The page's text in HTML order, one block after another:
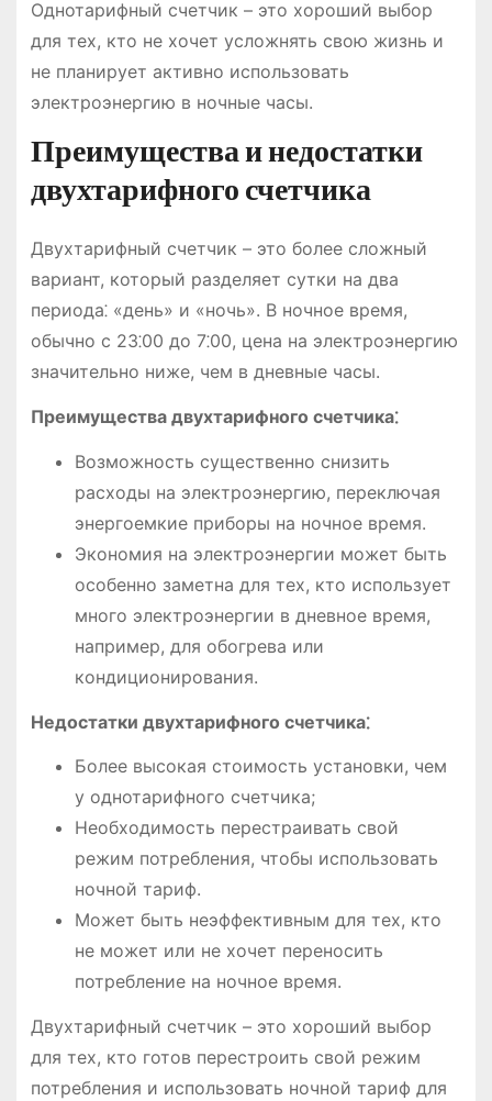
Однотарифный счетчик – это хороший выбор
для тех, кто не хочет усложнять свою жизнь и
не планирует активно использовать
электроэнергию в ночные часы.
Преимущества и недостатки
двухтарифного счетчика
Двухтарифный счетчик – это более сложный
вариант, который разделяет сутки на два
периода⁚ «день» и «ночь». В ночное время,
обычно с 23⁚00 до 7⁚00, цена на электроэнергию
значительно ниже, чем в дневные часы.
Преимущества двухтарифного счетчика⁚
Возможность существенно снизить
расходы на электроэнергию, переключая
энергоемкие приборы на ночное время.
Экономия на электроэнергии может быть
особенно заметна для тех, кто использует
много электроэнергии в дневное время,
например, для обогрева или
кондиционирования.
Недостатки двухтарифного счетчика⁚
Более высокая стоимость установки, чем
у однотарифного счетчика;
Необходимость перестраивать свой
режим потребления, чтобы использовать
ночной тариф.
Может быть неэффективным для тех, кто
не может или не хочет переносить
потребление на ночное время.
Двухтарифный счетчик – это хороший выбор
для тех, кто готов перестроить свой режим
потребления и использовать ночной тариф для